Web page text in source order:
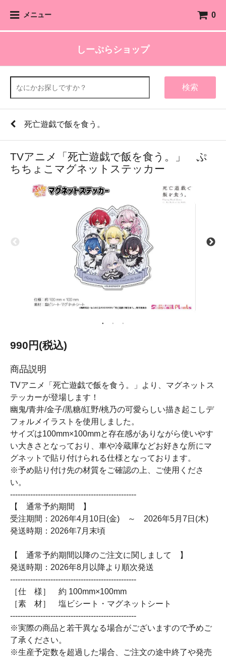
メニュー 0
しーぷらショップ
検索
死亡遊戯で飯を食う。
TVアニメ「死亡遊戯で飯を食う。」 ぷ
ちちょこマグネットステッカー
990円(税込)
商品説明
TVアニメ「死亡遊戯で飯を食う。」より、マグネットス
テッカーが登場します！
幽鬼/青井/金子/黒糖/紅野/桃乃の可愛らしい描き起こしデ
フォルメイラストを使用しました。
サイズは100mm×100mmと存在感がありながら使いやす
い大きさとなっており、車や冷蔵庫などお好きな所にマ
グネットで貼り付けられる仕様となっております。
※予め貼り付け先の材質をご確認の上、ご使用くださ
い。
--------------------------------------------------
【 通常予約期間 】
受注期間：2026年4月10日(金) ～ 2026年5月7日(木)
発送時期：2026年7月末頃
【 通常予約期間以降のご注文に関しまして 】
発送時期：2026年8月以降より順次発送
--------------------------------------------------
［仕 様］ 約 100mm×100mm
［素 材］ 塩ビシート・マグネットシート
--------------------------------------------------
※実際の商品と若干異なる場合がございますので予めご
了承ください。
※生産予定数を超過した場合、ご注文の途中終了や発売